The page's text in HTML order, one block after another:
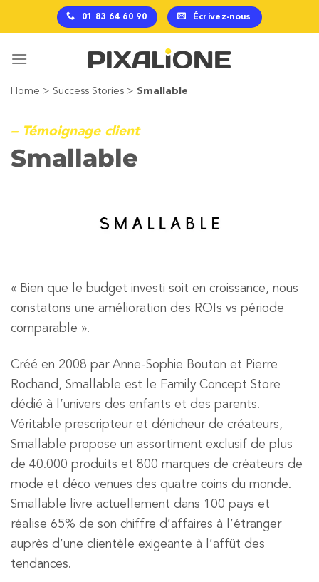
01 83 64 60 90 Écrivez-nous
Home > Success Stories > Smallable
– Témoignage client
Smallable
« Bien que le budget investi soit en croissance, nous
constatons une amélioration des ROIs vs période
comparable ».
Créé en 2008 par Anne-Sophie Bouton et Pierre
Rochand, Smallable est le Family Concept Store
dédié à l’univers des enfants et des parents.
Véritable prescripteur et dénicheur de créateurs,
Smallable propose un assortiment exclusif de plus
de 40.000 produits et 800 marques de créateurs de
mode et déco venues des quatre coins du monde.
Smallable livre actuellement dans 100 pays et
réalise 65% de son chiffre d’affaires à l’étranger
auprès d’une clientèle exigeante à l’affût des
tendances.